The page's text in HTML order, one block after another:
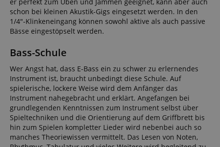
schon bei kleinen Akustik-Gigs eingesetzt werden. In den
1/4"-Klinkeneingang können sowohl aktive als auch passive
Bässe eingestöpselt werden.
Bass-Schule
Wer Angst hat, dass E-Bass ein zu schwer zu erlernendes
Instrument ist, braucht unbedingt diese Schule. Auf
spielerische, lockere Weise wird dem Anfänger das
Instrument nahegebracht und erklärt. Angefangen bei
grundlegenden Kenntnissen zum Instrument selbst über
Spieltechniken und die Orientierung auf dem Griffbrett bis
hin zum Spielen kompletter Lieder wird nebenbei auch so
manches Theoriewissen vermittelt. Das Lesen von Noten,